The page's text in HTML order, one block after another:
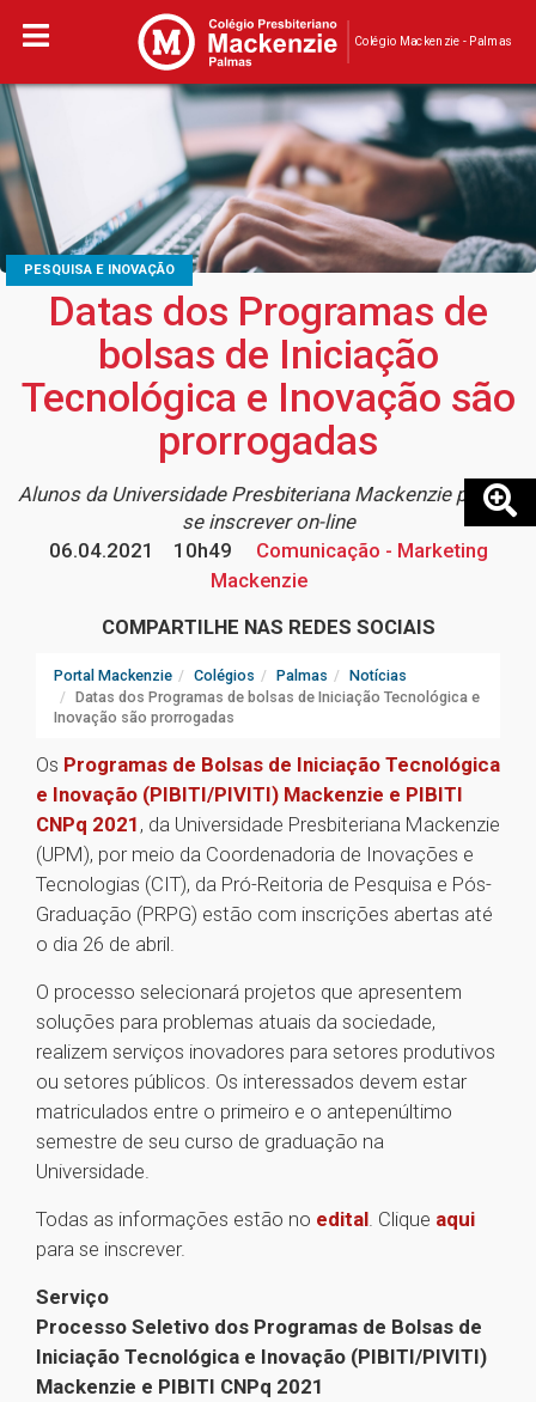
Colégio Mackenzie - Palmas
PESQUISA E INOVAÇÃO
Datas dos Programas de
bolsas de Iniciação
Tecnológica e Inovação são
prorrogadas
Alunos da Universidade Presbiteriana Mackenzie podem
se inscrever on-line
06.04.2021
10h49
Comunicação - Marketing
Mackenzie
COMPARTILHE NAS REDES SOCIAIS
Portal Mackenzie Colégios Palmas
Notícias
Datas dos Programas de bolsas de Iniciação Tecnológica e
Inovação são prorrogadas
Os Programas de Bolsas de Iniciação Tecnológica
e Inovação (PIBITI/PIVITI) Mackenzie e PIBITI
CNPq 2021 , da Universidade Presbiteriana Mackenzie
(UPM), por meio da Coordenadoria de Inovações e
Tecnologias (CIT), da Pró-Reitoria de Pesquisa e Pós-
Graduação (PRPG) estão com inscrições abertas até
o dia 26 de abril.
O processo selecionará projetos que apresentem
soluções para problemas atuais da sociedade,
realizem serviços inovadores para setores produtivos
ou setores públicos. Os interessados devem estar
matriculados entre o primeiro e o antepenúltimo
semestre de seu curso de graduação na
Universidade.
Todas as informações estão no edital. Clique aqui
para se inscrever.
Serviço
Processo Seletivo dos Programas de Bolsas de
Iniciação Tecnológica e Inovação (PIBITI/PIVITI)
Mackenzie e PIBITI CNPq 2021